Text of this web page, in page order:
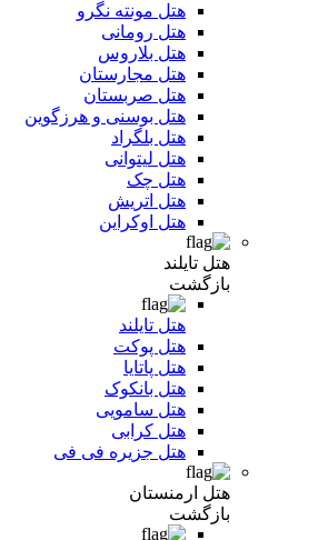
هتل مونته نگرو
هتل رومانی
هتل بلاروس
هتل مجارستان
هتل صربستان
هتل بوسنی و هرزگوین
هتل بلگراد
هتل لیتوانی
هتل چک
هتل اتریش
هتل اوکراین
هتل تایلند
بازگشت
هتل تایلند
هتل پوکت
هتل پاتایا
هتل بانکوک
هتل سامویی
هتل کرابی
هتل جزیره فی فی
هتل ارمنستان
بازگشت